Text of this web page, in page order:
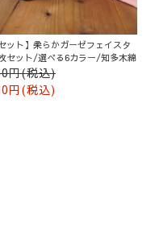
ット】柔らかガーゼフェイスタ
セット/選べる6カラー/知多木綿
円(税込)
円(税込)